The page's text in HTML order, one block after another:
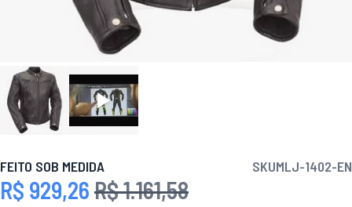
FEITO SOB MEDIDA SKUMLJ-1402-EN
Preço Especial
R$ 929,26 Preço
R$ 1.161,58